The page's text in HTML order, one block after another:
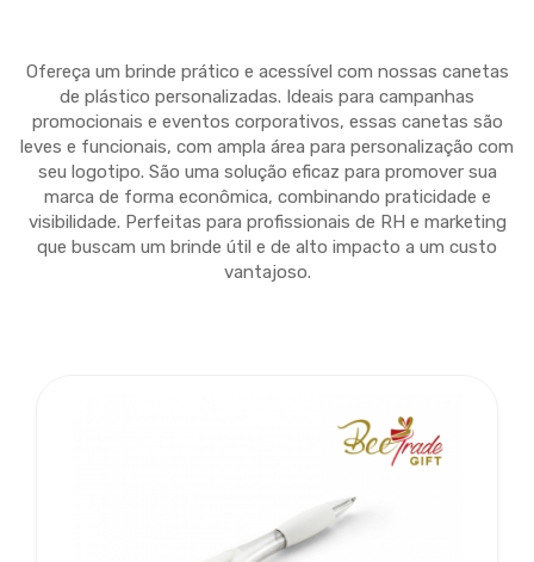
Ofereça um brinde prático e acessível com nossas canetas
de plástico personalizadas. Ideais para campanhas
promocionais e eventos corporativos, essas canetas são
leves e funcionais, com ampla área para personalização com
seu logotipo. São uma solução eficaz para promover sua
marca de forma econômica, combinando praticidade e
visibilidade. Perfeitas para profissionais de RH e marketing
que buscam um brinde útil e de alto impacto a um custo
vantajoso.